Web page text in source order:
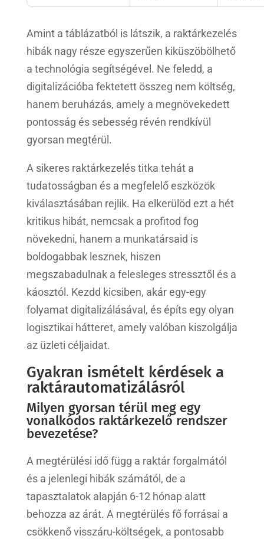
Amint a táblázatból is látszik, a raktárkezelés
hibák nagy része egyszerűen kiküszöbölhető
a technológia segítségével. Ne feledd, a
digitalizációba fektetett összeg nem költség,
hanem beruházás, amely a megnövekedett
pontosság és sebesség révén rendkívül
gyorsan megtérül.
A sikeres raktárkezelés titka tehát a
tudatosságban és a megfelelő eszközök
kiválasztásában rejlik. Ha elkerülöd ezt a hét
kritikus hibát, nemcsak a profitod fog
növekedni, hanem a munkatársaid is
boldogabbak lesznek, hiszen
megszabadulnak a felesleges stressztől és a
káosztól. Kezdd kicsiben, akár egy-egy
folyamat digitalizálásával, és építs egy olyan
logisztikai hátteret, amely valóban kiszolgálja
az üzleti céljaidat.
Gyakran ismételt kérdések a
raktárautomatizálásról
Milyen gyorsan térül meg egy
vonalkódos raktárkezelő rendszer
bevezetése?
A megtérülési idő függ a raktár forgalmától
és a jelenlegi hibák számától, de a
tapasztalatok alapján 6-12 hónap alatt
behozza az árát. A megtérülés fő forrásai a
csökkenő visszáru-költségek, a pontosabb